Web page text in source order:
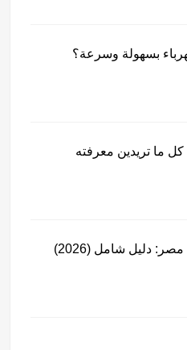
بسهولة وسرعة؟
دليل شامل (2026)